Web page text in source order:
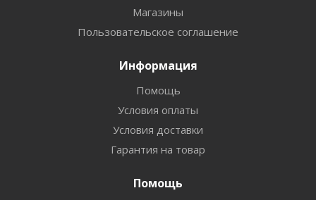
Магазины
Пользовательское соглашение
Информация
Помощь
Условия оплаты
Условия доставки
Гарантия на товар
Помощь